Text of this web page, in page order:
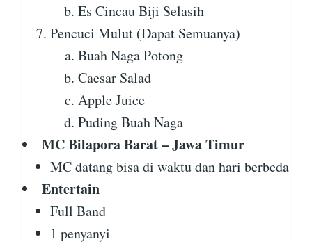
Es Cincau Biji Selasih
Pencuci Mulut (Dapat Semuanya)
Buah Naga Potong
Caesar Salad
Apple Juice
Puding Buah Naga
MC Bilapora Barat – Jawa Timur
MC datang bisa di waktu dan hari berbeda
Entertain
Full Band
1 penyanyi